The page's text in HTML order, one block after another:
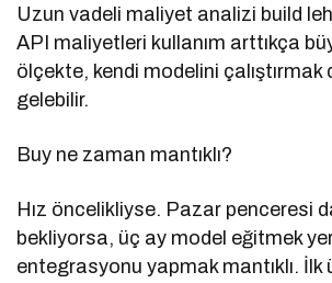
Uzun vadeli maliyet analizi build
API maliyetleri kullanım arttıkça
ölçekte, kendi modelini
gelebilir.
Buy ne zaman mantıklı?
Hız öncelikliyse. Pazar penceresi
bekliyorsa, üç ay model eğitmek
entegrasyonu yapmak mantıklı. İlk